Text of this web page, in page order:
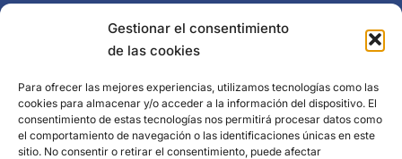
Gestionar el consentimiento
de las cookies
Para ofrecer las mejores experiencias, utilizamos tecnologías como las
cookies para almacenar y/o acceder a la información del dispositivo. El
consentimiento de estas tecnologías nos permitirá procesar datos como
el comportamiento de navegación o las identificaciones únicas en este
sitio. No consentir o retirar el consentimiento, puede afectar
Términos y condiciones de compra
Política de cookies (UE)
Política de Privacidad